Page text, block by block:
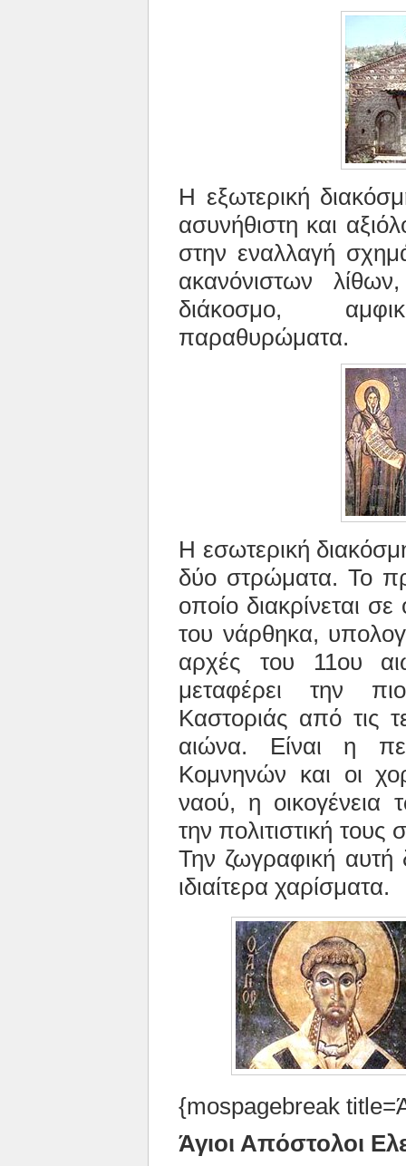
Η εξωτερική
ασυνήθιστη και
στην εναλλαγή
ακανόνιστων
διάκοσμο,
παραθυρώματα.
Η εσωτερική
δύο στρώματα. Το
οποίο διακρίνεται
του νάρθηκα,
αρχές του 11ου
μεταφέρει την
Καστοριάς από τις
αιώνα. Είναι η
Κομνηνών και οι
ναού, η οικογένεια
την πολιτιστική
Την ζωγραφική αυτή
ιδιαίτερα χαρίσματα.
{mospagebreak
Άγιοι Απόστολοι